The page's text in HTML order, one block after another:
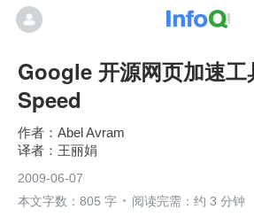
Google 开源网页加速工
Speed
Abel Avram
王丽娟
2009-06-07
本文字数：805 字
阅读完需：约 3 分钟